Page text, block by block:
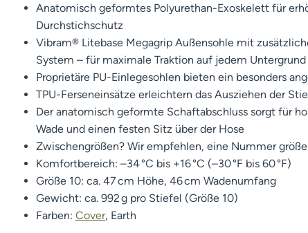
Anatomisch geformtes Polyurethan-Exoskelett für
Durchstichschutz
Vibram® Litebase Megagrip Außensohle mit
System – für maximale Traktion auf jedem
Proprietäre PU-Einlegesohlen bieten ein besonders
TPU-Ferseneinsätze erleichtern das Ausziehen der
Der anatomisch geformte Schaftabschluss sorgt für
Wade und einen festen Sitz über der Hose
Zwischengrößen? Wir empfehlen, eine Nummer
Komfortbereich: –34 °C bis +16 °C (–30 °F bis 60 °F)
Größe 10: ca. 47 cm Höhe, 46 cm Wadenumfang
Gewicht: ca. 992 g pro Stiefel (Größe 10)
Farben: Cover, Earth